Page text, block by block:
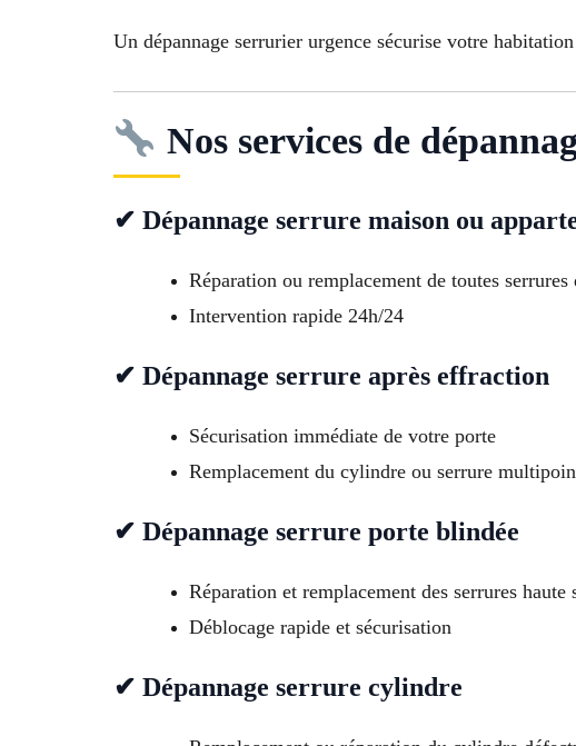
Un dépannage serrurier urgence sécurise votre
Nos services de
✔ Dépannage serrure maison ou
Réparation ou remplacement de toutes serrures
Intervention rapide 24h/24
✔ Dépannage serrure après effraction
Sécurisation immédiate de votre porte
Remplacement du cylindre ou serrure
✔ Dépannage serrure porte blindée
Réparation et remplacement des serrures haute
Déblocage rapide et sécurisation
✔ Dépannage serrure cylindre